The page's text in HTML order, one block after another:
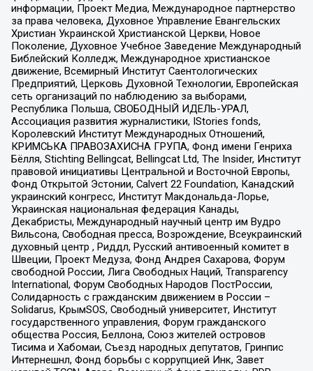
информации, Проект Медиа, Международное партнерство
за права человека, Духовное Управление Евангельских
Христиан Украинской Христианской Церкви, Новое
Поколение, Духовное Учебное Заведение Международный
Библейский Колледж, Международное христианское
движение, Всемирный Институт Саентологических
Предприятий, Церковь Духовной Технологии, Европейская
сеть организаций по наблюдению за выборами,
Республика Польша, СВОБОДНЫЙ ИДЕЛЬ-УРАЛ,
Ассоциация развития журналистики, IStories fonds,
Королевский Институт Международных Отношений,
КРИМСЬКА ПРАВОЗАХИСНА ГРУПА, Фонд имени Генриха
Бёлля, Stichting Bellingcat, Bellingcat Ltd, The Insider, Институт
правовой инициативы Центральной и Восточной Европы,
Фонд Открытой Эстонии, Calvert 22 Foundation, Канадский
украинский конгресс, Институт Макдональда-Лорье,
Украинская национальная федерация Канады,
Декабристы, Международный научный центр им Вудро
Вильсона, Свободная пресса, Возрождение, Всеукраинский
духовный центр , Риддл, Русский антивоенный комитет в
Швеции, Проект Медуза, Фонд Андрея Сахарова, Форум
свободной России, Лига Свободных Наций, Transparеncy
International, Форум Свободных Народов ПостРоссии,
Солидарность с гражданским движением в России –
Solidarus, КрымSOS, Свободный университет, Институт
государственного управления, Форум гражданского
общества Россия, Беллона, Союз жителей островов
Тисима и Хабомаи, Съезд народных депутатов, Гринпис
Интернешнл, Фонд борьбы с коррупцией Инк, Завет